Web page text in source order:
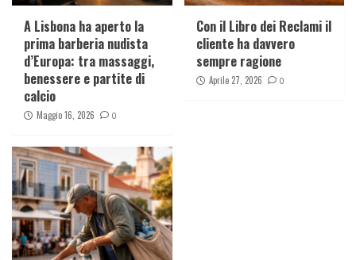
A Lisbona ha aperto la
prima barberia nudista
d’Europa: tra massaggi,
benessere e partite di
calcio
Maggio 16, 2026 0
Con il Libro dei Reclami il
cliente ha davvero
sempre ragione
Aprile 27, 2026 0